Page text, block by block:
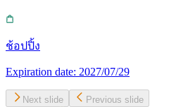
ช้อปปิ้ง
Expiration date: 2027/07/29
Next slide Previous slide